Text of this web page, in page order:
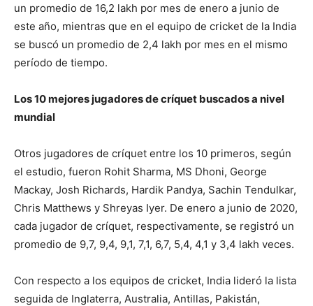
un promedio de 16,2 lakh por mes de enero a junio de
este año, mientras que en el equipo de cricket de la India
se buscó un promedio de 2,4 lakh por mes en el mismo
período de tiempo.
Los 10 mejores jugadores de críquet buscados a nivel
mundial
Otros jugadores de críquet entre los 10 primeros, según
el estudio, fueron Rohit Sharma, MS Dhoni, George
Mackay, Josh Richards, Hardik Pandya, Sachin Tendulkar,
Chris Matthews y Shreyas Iyer. De enero a junio de 2020,
cada jugador de críquet, respectivamente, se registró un
promedio de 9,7, 9,4, 9,1, 7,1, 6,7, 5,4, 4,1 y 3,4 lakh veces.
Con respecto a los equipos de cricket, India lideró la lista
seguida de Inglaterra, Australia, Antillas, Pakistán,